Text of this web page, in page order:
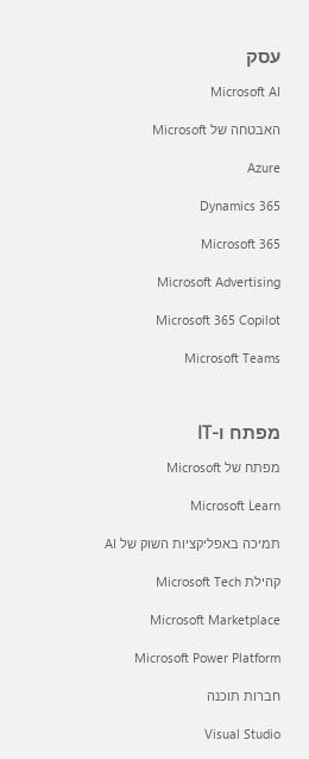
עסק
Microsoft AI
האבטחה של Microsoft
Azure
Dynamics 365
Microsoft 365
Microsoft Advertising
Microsoft 365 Copilot
Microsoft Teams
מפתח ו-IT
מפתח של Microsoft
Microsoft Learn
תמיכה באפליקציות השוק של AI
קהילת Microsoft Tech
Microsoft Marketplace
Microsoft Power Platform
חברות תוכנה
Visual Studio